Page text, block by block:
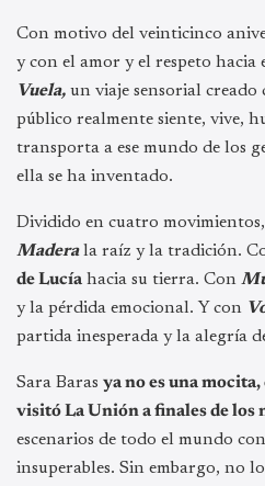
Con motivo del veinticinco
y con el amor y el respeto hacia
Vuela, un viaje sensorial creado
público realmente siente, vive,
transporta a ese mundo de los
ella se ha inventado.
Dividido en cuatro
Maderala raíz y la tradición.
de Lucía hacia su tierra. Con
y la pérdida emocional. Y con
partida inesperada y la alegría
Sara Baras ya no es una
visitó La Unión a finales de los
escenarios de todo el mundo
insuperables. Sin embargo, no